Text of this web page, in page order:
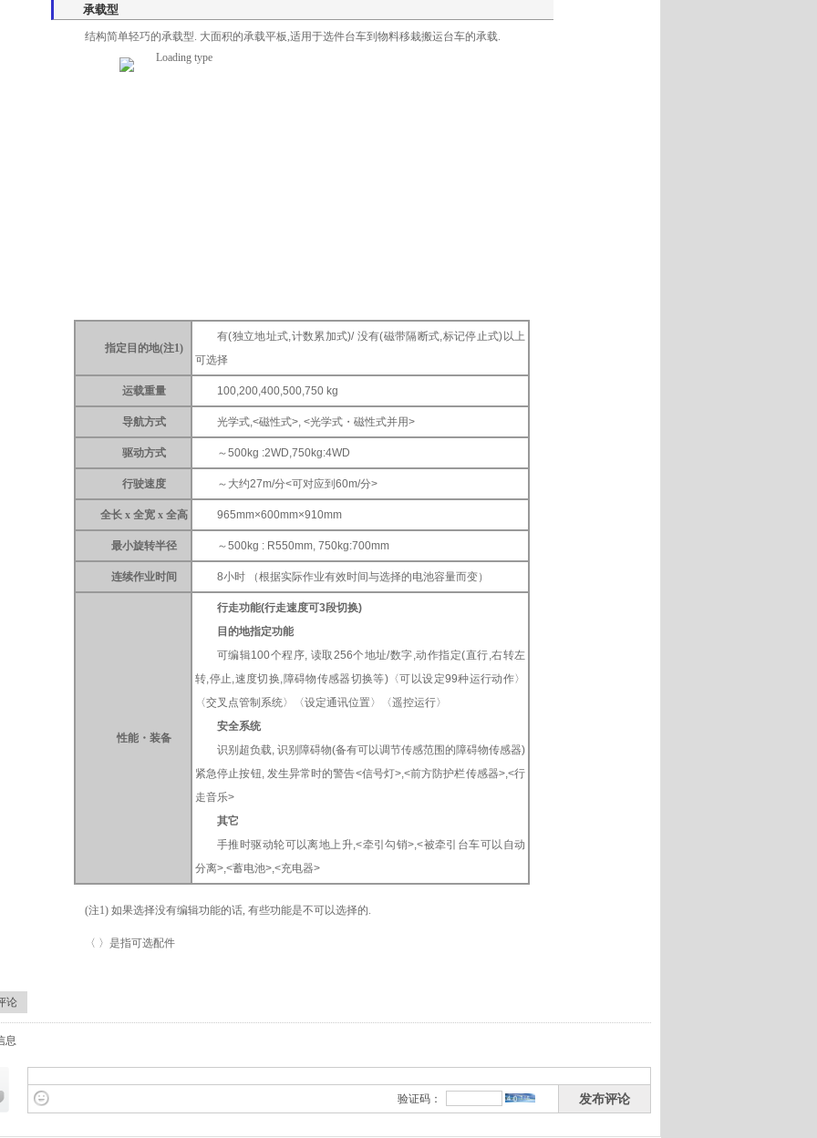
承载型
结构简单轻巧的承载型. 大面积的承载平板,适用于选件台车到物料移栽搬运台车的承载.
指定目的地(注1)
有(独立地址式,计数累加式)/ 没有(磁带隔断式,标记停止式)以上
可选择
运载重量 100,200,400,500,750 kg
导航方式 光学式,<磁性式>, <光学式・磁性式并用>
驱动方式 ～500kg :2WD,750kg:4WD
行驶速度 ～大约27m/分<可对应到60m/分>
全长 x 全宽 x 全高 965mm×600mm×910mm
最小旋转半径 ～500kg : R550mm, 750kg:700mm
连续作业时间 8小时 （根据实际作业有效时间与选择的电池容量而变）
性能・装备
行走功能(行走速度可3段切换)
目的地指定功能
可编辑100个程序, 读取256个地址/数字,动作指定(直行,右转左
转,停止,速度切换,障碍物传感器切换等)〈可以设定99种运行动作〉
〈交叉点管制系统〉〈设定通讯位置〉〈遥控运行〉
安全系统
识别超负载, 识别障碍物(备有可以调节传感范围的障碍物传感器)
紧急停止按钮, 发生异常时的警告<信号灯>,<前方防护栏传感器>,<行
走音乐>
其它
手推时驱动轮可以离地上升,<牵引勾销>,<被牵引台车可以自动
分离>,<蓄电池>,<充电器>
(注1) 如果选择没有编辑功能的话, 有些功能是不可以选择的.
〈 〉是指可选配件
论
息
验证码： 发布评论